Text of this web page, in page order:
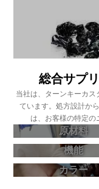
総合サプ
当社は、ターンキーカ
ています。処方設計か
は、お客様の特定の
原材料
機能
カラー